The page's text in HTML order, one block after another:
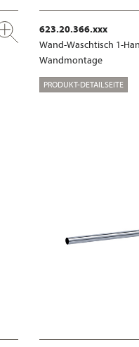
623.20.366.xxx
Wand-Waschtisch 1-
Wandmontage
PRODUKT-DETAILSEITE